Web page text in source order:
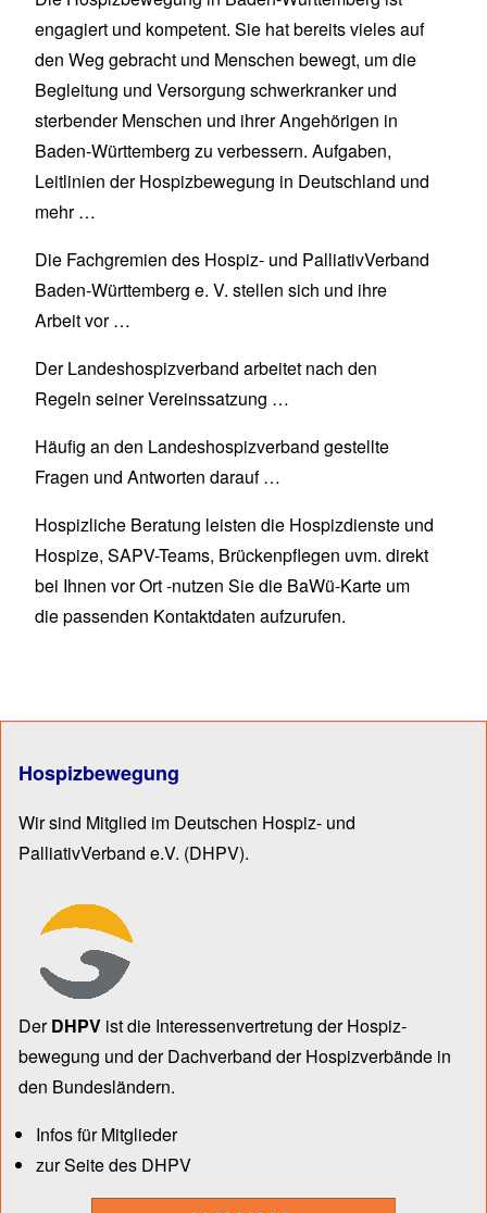
engagiert und kompetent. Sie hat bereits vieles auf
den Weg gebracht und Menschen bewegt, um die
Begleitung und Versorgung schwerkranker und
sterbender Menschen und ihrer Angehörigen in
Baden-Württem­berg zu verbessern. Aufgaben,
Leitlinien der Hospizbewegung in Deutschland und
mehr …
Die Fachgremien des Hospiz- und PalliativVerband
Baden-Württemberg e. V. stellen sich und ihre
Arbeit vor …
Der Landeshospizverband arbeitet nach den
Regeln seinerVereinssatzung …
Häufig an den Landeshospizverband gestellte
Fragen und Antworten darauf …
Hospizliche Beratung leisten die Hospizdienste und
Hospize, SAPV-Teams, Brückenpflegen uvm. direkt
bei Ihnen vor Ort -nutzen Sie die BaWü-Karte um
die passenden Kontaktdaten aufzurufen.
Hospizbewegung
Wir sind Mitglied im Deutschen Hospiz- und
PalliativVerband e.V. (DHPV).
DerDHPV ist die Inter­essen­ver­tre­tung der Hospiz­
bewegung und der Dach­verband der Hospiz­verbände in
den Bun­des­län­dern.
Infos für Mitglieder
zur Seite des DHPV